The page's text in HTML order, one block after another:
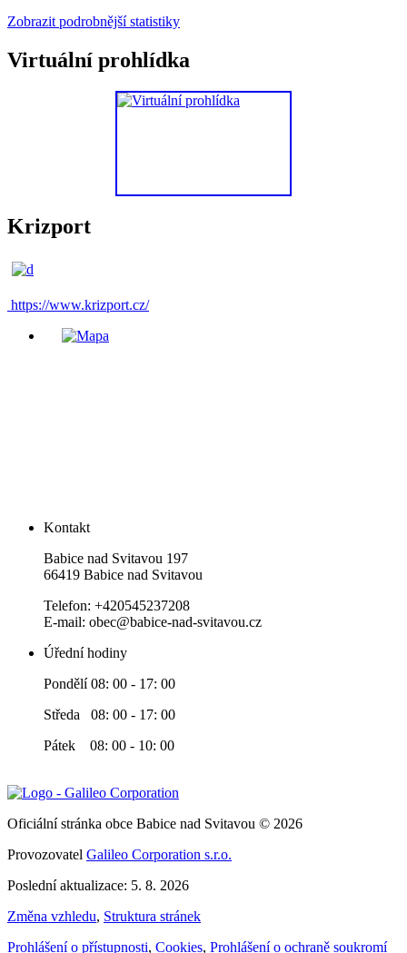
Zobrazit podrobnější statistiky
Virtuální prohlídka
Krizport
https://www.krizport.cz/
Kontakt
Babice nad Svitavou 197
66419 Babice nad Svitavou
Telefon: +420545237208
E-mail: obec@babice-nad-svitavou.cz
Úřední hodiny
Pondělí 08: 00 - 17: 00
Středa 08: 00 - 17: 00
Pátek 08: 00 - 10: 00
Oficiální stránka obce Babice nad Svitavou © 2026
Provozovatel Galileo Corporation s.r.o.
Poslední aktualizace: 5. 8. 2026
Změna vzhledu, Struktura stránek
Prohlášení o přístupnosti, Cookies, Prohlášení o ochraně soukromí